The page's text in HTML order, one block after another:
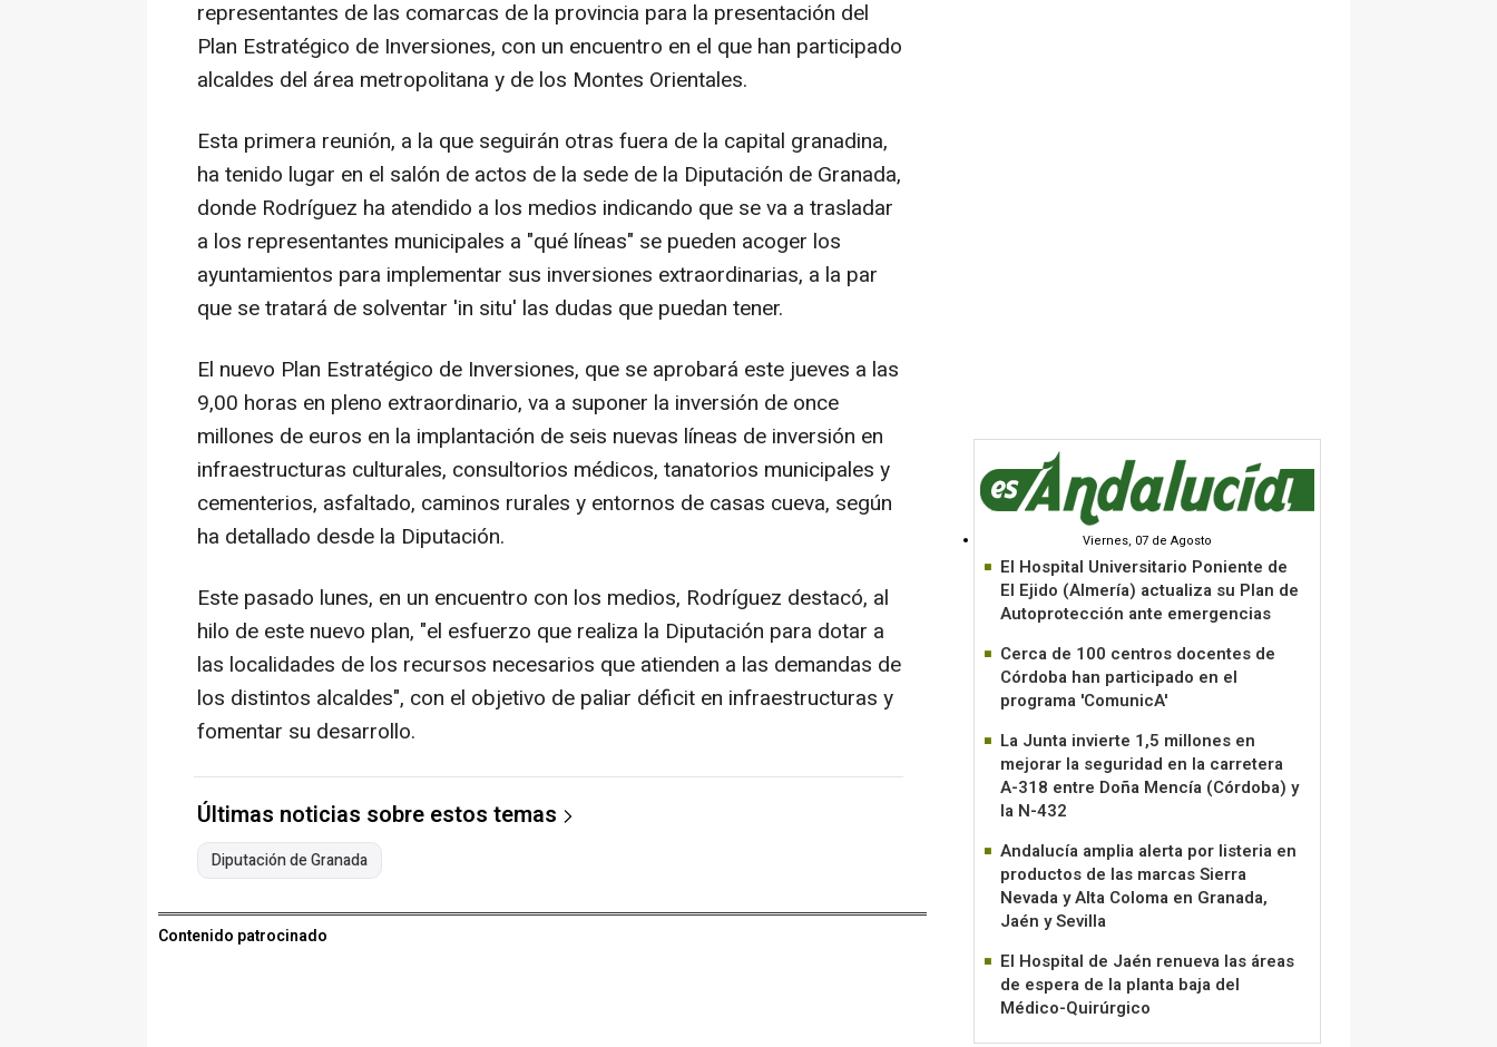
representantes de las comarcas de la provincia para la presentación del
Plan Estratégico de Inversiones, con un encuentro en el que han participado
alcaldes del área metropolitana y de los Montes Orientales.
Esta primera reunión, a la que seguirán otras fuera de la capital granadina,
ha tenido lugar en el salón de actos de la sede de la Diputación de Granada,
donde Rodríguez ha atendido a los medios indicando que se va a trasladar
a los representantes municipales a "qué líneas" se pueden acoger los
ayuntamientos para implementar sus inversiones extraordinarias, a la par
que se tratará de solventar 'in situ' las dudas que puedan tener.
El nuevo Plan Estratégico de Inversiones, que se aprobará este jueves a las
9,00 horas en pleno extraordinario, va a suponer la inversión de once
millones de euros en la implantación de seis nuevas líneas de inversión en
infraestructuras culturales, consultorios médicos, tanatorios municipales y
cementerios, asfaltado, caminos rurales y entornos de casas cueva, según
ha detallado desde la Diputación.
Este pasado lunes, en un encuentro con los medios, Rodríguez destacó, al
hilo de este nuevo plan, "el esfuerzo que realiza la Diputación para dotar a
las localidades de los recursos necesarios que atienden a las demandas de
los distintos alcaldes", con el objetivo de paliar déficit en infraestructuras y
fomentar su desarrollo.
Últimas noticias sobre estos temas
Diputación de Granada
Contenido patrocinado
Viernes, 07 de Agosto
El Hospital Universitario Poniente de
El Ejido (Almería) actualiza su Plan de
Autoprotección ante emergencias
Cerca de 100 centros docentes de
Córdoba han participado en el
programa 'ComunicA'
La Junta invierte 1,5 millones en
mejorar la seguridad en la carretera
A-318 entre Doña Mencía (Córdoba) y
la N-432
Andalucía amplia alerta por listeria en
productos de las marcas Sierra
Nevada y Alta Coloma en Granada,
Jaén y Sevilla
El Hospital de Jaén renueva las áreas
de espera de la planta baja del
Médico-Quirúrgico